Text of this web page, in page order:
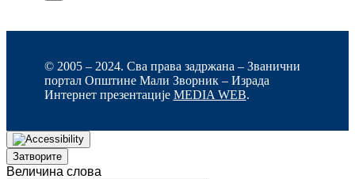
© 2005 – 2024. Сва права задржана – Званични
портал Општине Мали Зворник – Израда
Интернет презентације MEDIA WEB.
Затворите
Величина слова